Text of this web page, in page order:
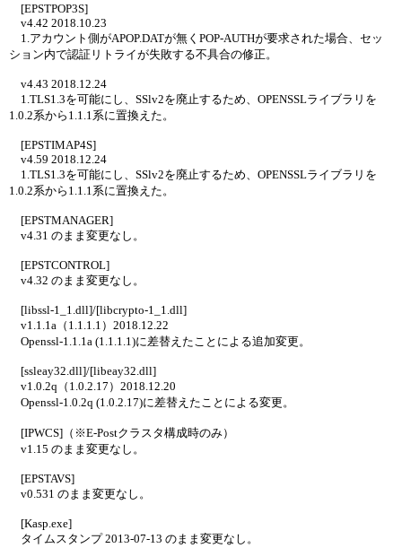
[EPSTPOP3S]
v4.42 2018.10.23
1.アカウント側がAPOP.DATが無くPOP-AUTHが要求された場合、セッ
ション内で認証リトライが失敗する不具合の修正。
v4.43 2018.12.24
1.TLS1.3を可能にし、SSlv2を廃止するため、OPENSSLライブラリを
1.0.2系から1.1.1系に置換えた。
[EPSTIMAP4S]
v4.59 2018.12.24
1.TLS1.3を可能にし、SSlv2を廃止するため、OPENSSLライブラリを
1.0.2系から1.1.1系に置換えた。
[EPSTMANAGER]
v4.31 のまま変更なし。
[EPSTCONTROL]
v4.32 のまま変更なし。
[libssl-1_1.dll]/[libcrypto-1_1.dll]
v1.1.1a（1.1.1.1）2018.12.22
Openssl-1.1.1a (1.1.1.1)に差替えたことによる追加変更。
[ssleay32.dll]/[libeay32.dll]
v1.0.2q（1.0.2.17）2018.12.20
Openssl-1.0.2q (1.0.2.17)に差替えたことによる変更。
[IPWCS]（※E-Postクラスタ構成時のみ）
v1.15 のまま変更なし。
[EPSTAVS]
v0.531 のまま変更なし。
[Kasp.exe]
タイムスタンプ 2013-07-13 のまま変更なし。